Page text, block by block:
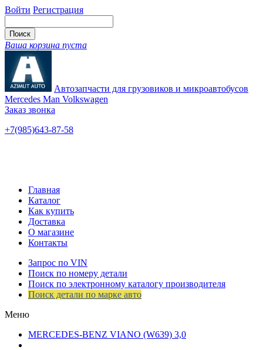
Войти Регистрация
Ваша корзина пуста
Автозапчасти для грузовиков и микроавтобусов
Mercedes Man Volkswagen
Заказ звонка
+7(985)643-87-58
Главная
Каталог
Как купить
Доставка
О магазине
Контакты
Запрос по VIN
Поиск по номеру детали
Поиск по электронному каталогу производителя
Поиск детали по марке авто
Меню
MERCEDES-BENZ VIANO (W639) 3,0